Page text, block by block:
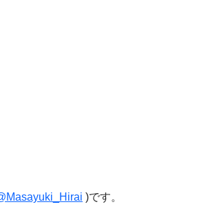
)です。